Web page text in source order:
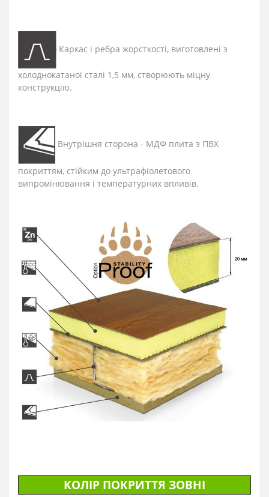
Каркас і ребра жорсткості, виготовлені з
холоднокатаної сталі 1,5 мм, створюють міцну
конструкцію.
Внутрішня сторона - МДФ плита з ПВХ
покриттям, стійким до ультрафіолетового
випромінювання і температурних впливів.
КОЛІР ПОКРИТТЯ ЗОВНІ